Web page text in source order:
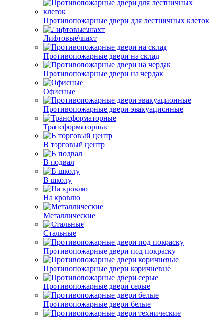
Противопожарные двери для лестничных клеток
Лифтовые\шахт
Противопожарные двери на склад
Противопожарные двери на чердак
Офисные
Противопожарные двери эвакуационные
Трансформаторные
В торговый центр
В подвал
В школу
На кровлю
Металлические
Стальные
Противопожарные двери под покраску
Противопожарные двери коричневые
Противопожарные двери серые
Противопожарные двери белые